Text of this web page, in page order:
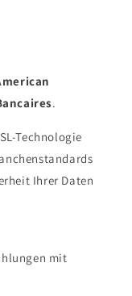
.
Technologie
Ihrer Daten
mit